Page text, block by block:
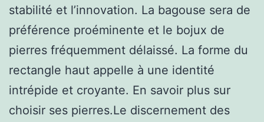
stabilité et l’innovation. La bagouse sera de
préférence proéminente et le bojux de
pierres fréquemment délaissé. La forme du
rectangle haut appelle à une identité
intrépide et croyante. En savoir plus sur
choisir ses pierres.Le discernement des